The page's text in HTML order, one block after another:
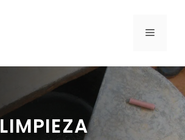
MENÚ
LIMPIEZA